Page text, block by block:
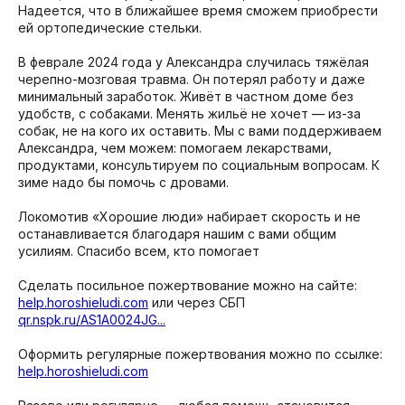
Надеется, что в ближайшее время сможем приобрести
ей ортопедические стельки.
В феврале 2024 года у Александра случилась тяжёлая
черепно-мозговая травма. Он потерял работу и даже
минимальный заработок. Живёт в частном доме без
удобств, с собаками. Менять жильё не хочет — из-за
собак, не на кого их оставить. Мы с вами поддерживаем
Александра, чем можем: помогаем лекарствами,
продуктами, консультируем по социальным вопросам. К
зиме надо бы помочь с дровами.
Локомотив «Хорошие люди» набирает скорость и не
останавливается благодаря нашим с вами общим
усилиям. Спасибо всем, кто помогает
Сделать посильное пожертвование можно на сайте:
help.horoshieludi.com или через СБП
qr.nspk.ru/AS1A0024JG...
Оформить регулярные пожертвования можно по ссылке:
help.horoshieludi.com